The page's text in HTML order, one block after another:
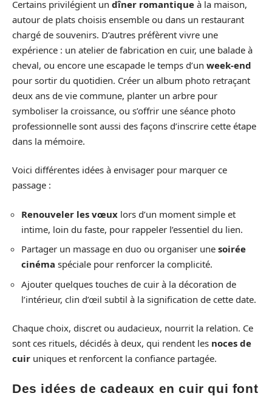
Certains privilégient un dîner romantique à la maison,
autour de plats choisis ensemble ou dans un restaurant
chargé de souvenirs. D’autres préfèrent vivre une
expérience : un atelier de fabrication en cuir, une balade à
cheval, ou encore une escapade le temps d’un week-end
pour sortir du quotidien. Créer un album photo retraçant
deux ans de vie commune, planter un arbre pour
symboliser la croissance, ou s’offrir une séance photo
professionnelle sont aussi des façons d’inscrire cette étape
dans la mémoire.
Voici différentes idées à envisager pour marquer ce
passage :
Renouveler les vœux lors d’un moment simple et
intime, loin du faste, pour rappeler l’essentiel du lien.
Partager un massage en duo ou organiser une soirée
cinéma spéciale pour renforcer la complicité.
Ajouter quelques touches de cuir à la décoration de
l’intérieur, clin d’œil subtil à la signification de cette date.
Chaque choix, discret ou audacieux, nourrit la relation. Ce
sont ces rituels, décidés à deux, qui rendent les noces de
cuir uniques et renforcent la confiance partagée.
Des idées de cadeaux en cuir qui font